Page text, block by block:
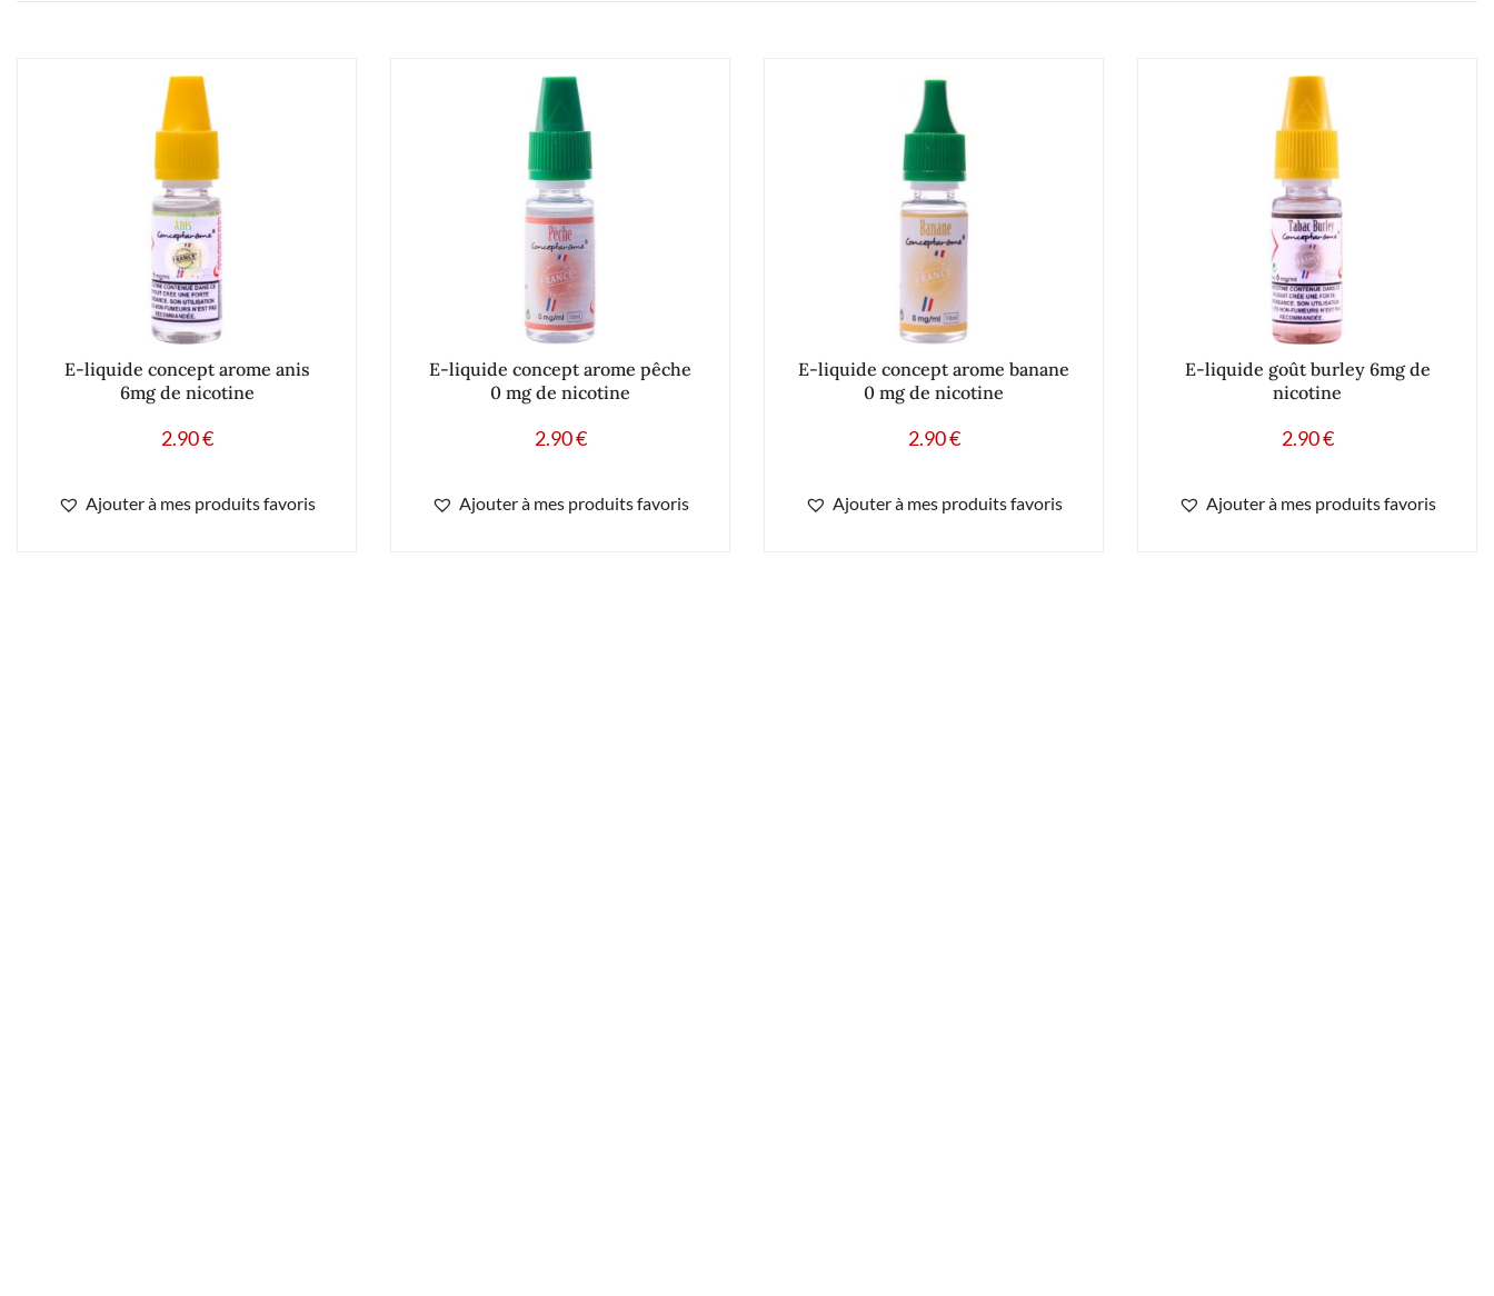
E-liquide concept arome anis
6mg de nicotine
2.90€
Ajouter à mes produits favoris
E-liquide concept arome pêche
0 mg de nicotine
2.90€
Ajouter à mes produits favoris
E-liquide concept arome banane
0 mg de nicotine
2.90€
Ajouter à mes produits favoris
E-liquide goût burley 6mg de
nicotine
2.90€
Ajouter à mes produits favoris